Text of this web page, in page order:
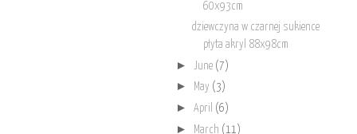
60x93cm
dziewczyna w czarnej sukience
płyta akryl 88x98cm
► June (7)
► May (3)
► April (6)
► March (11)